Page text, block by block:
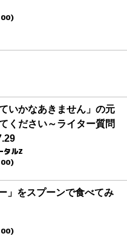
ていかなあきません」の元
ください～ライター質問
タルZ
」をスプーンで食べてみ